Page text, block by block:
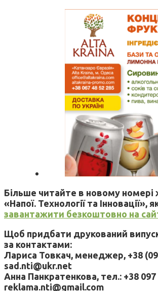
Більше читайте в новому номері
«Напої. Технології та Інновації»,
завантажити безкоштовно на
Щоб придбати друкований
за контактами:
Лариса Товкач, менеджер, +38
sad.nti@ukr.net
Анна Панкратенкова, тел.: +38 097
reklama.nti@gmail.com